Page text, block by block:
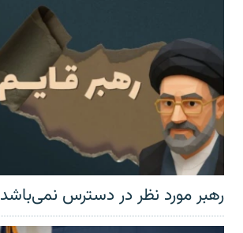
رهبر مورد نظر در دسترس نمی‌باشد